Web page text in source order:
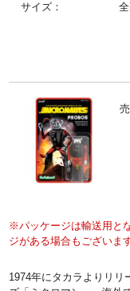
サイズ：
※パッケージは輸送用と
ジがある場合もございます
1974年にタカラよりリリ